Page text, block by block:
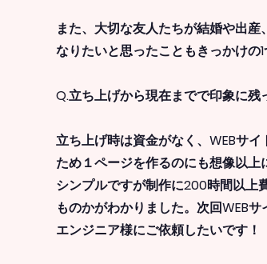
また、大切な友人たちが結婚や出
なりたいと思ったこともきっかけの1
Q.立ち上げから現在までで印象に残
立ち上げ時は資金がなく、WEBサ
ため１ページを作るのにも想像以
シンプルですが制作に200時間以上
ものかがわかりました。次回WEB
エンジニア様にご依頼したいです！